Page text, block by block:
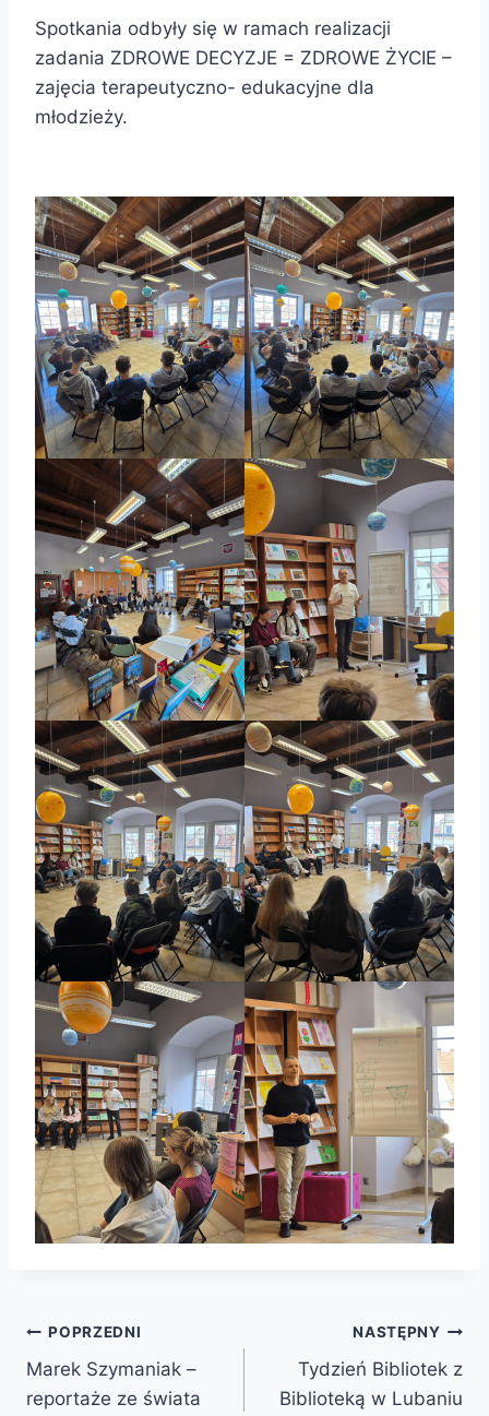
Spotkania odbyły się w ramach realizacji
zadania ZDROWE DECYZJE = ZDROWE ŻYCIE –
zajęcia terapeutyczno- edukacyjne dla
młodzieży.
Nawigacja
wpisu
POPRZEDNI
Marek Szymaniak –
reportaże ze świata
NASTĘPNY
Tydzień Bibliotek z
Biblioteką w Lubaniu